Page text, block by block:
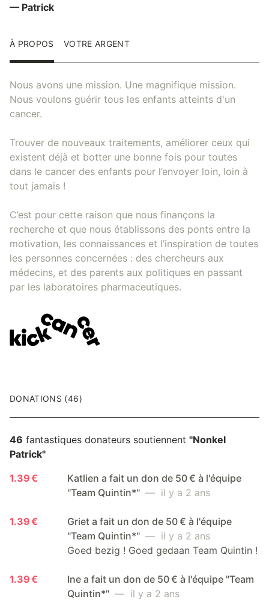
— Patrick
À PROPOS VOTRE ARGENT
Nous avons une mission. Une magnifique mission.
Nous voulons guérir tous les enfants atteints d'un
cancer.
Trouver de nouveaux traitements, améliorer ceux qui
existent déjà et botter une bonne fois pour toutes
dans le cancer des enfants pour l’envoyer loin, loin à
tout jamais !
C’est pour cette raison que nous finançons la
recherche et que nous établissons des ponts entre la
motivation, les connaissances et l’inspiration de toutes
les personnes concernées : des chercheurs aux
médecins, et des parents aux politiques en passant
par les laboratoires pharmaceutiques.
DONATIONS (46)
46 fantastiques donateurs soutiennent "Nonkel
Patrick"
1.39 €
Katlien a fait un don de 50 € à l'équipe
"Team Quintin*" — il y a 2 ans
1.39 €
Griet a fait un don de 50 € à l'équipe
"Team Quintin*" — il y a 2 ans
Goed bezig ! Goed gedaan Team Quintin !
1.39 €
Ine a fait un don de 50 € à l'équipe "Team
Quintin*" — il y a 2 ans